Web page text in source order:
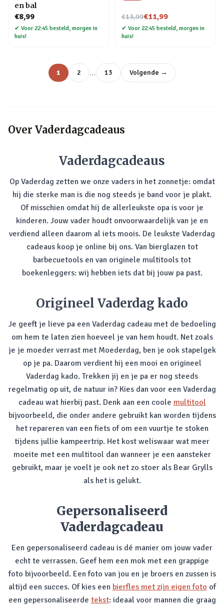
en bal
€8,99
✔ Voor 22:45 besteld, morgen in
huis!
€13,99
Nu voor€11,99
✔ Voor 22:45 besteld, morgen in
huis!
1 2 … 13 Volgende →
Over Vaderdagcadeaus
Vaderdagcadeaus
Op Vaderdag zetten we onze vaders in het zonnetje: omdat
hij die sterke man is die nog steeds je band voor je plakt.
Of misschien omdat hij de allerleukste opa is voor je
kinderen. Jouw vader houdt onvoorwaardelijk van je en
verdiend alleen daarom al iets moois. De leukste Vaderdag
cadeaus koop je online bij ons. Van bierglazen tot
barbecuetools en van originele multitools tot
boekenleggers: wij hebben iets dat bij jouw pa past.
Origineel Vaderdag kado
Je geeft je lieve pa een Vaderdag cadeau met de bedoeling
om hem te laten zien hoeveel je van hem houdt. Net zoals
je je moeder verrast met Moederdag, ben je ook stapelgek
op je pa. Daarom verdient hij een mooi en origineel
Vaderdag kado. Trekken jij en je pa er nog steeds
regelmatig op uit, de natuur in? Kies dan voor een Vaderdag
cadeau wat hierbij past. Denk aan een coole multitool
bijvoorbeeld, die onder andere gebruikt kan worden tijdens
het repareren van een fiets of om een vuurtje te stoken
tijdens jullie kampeertrip. Het kost weliswaar wat meer
moeite met een multitool dan wanneer je een aansteker
gebruikt, maar je voelt je ook net zo stoer als Bear Grylls
als het is gelukt.
Gepersonaliseerd
Vaderdagcadeau
Een gepersonaliseerd cadeau is dé manier om jouw vader
echt te verrassen. Geef hem een mok met een grappige
foto bijvoorbeeld. Een foto van jou en je broers en zussen is
altijd een succes. Of kies een bierfles met zijn eigen foto of
een gepersonaliseerde tekst: ideaal voor mannen die graag